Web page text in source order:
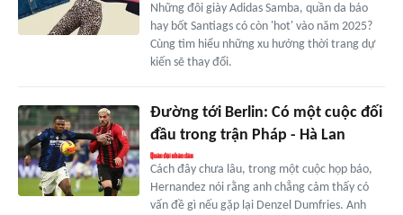
Những đôi giày Adidas Samba, quần da báo
hay bốt Santiags có còn 'hot' vào năm 2025?
Cùng tìm hiểu những xu hướng thời trang dự
kiến sẽ thay đổi.
Đường tới Berlin: Có một cuộc đối
đầu trong trận Pháp - Hà Lan
Cách đây chưa lâu, trong một cuộc họp báo,
Hernandez nói rằng anh chẳng cảm thấy có
vấn đề gì nếu gặp lại Denzel Dumfries. Anh